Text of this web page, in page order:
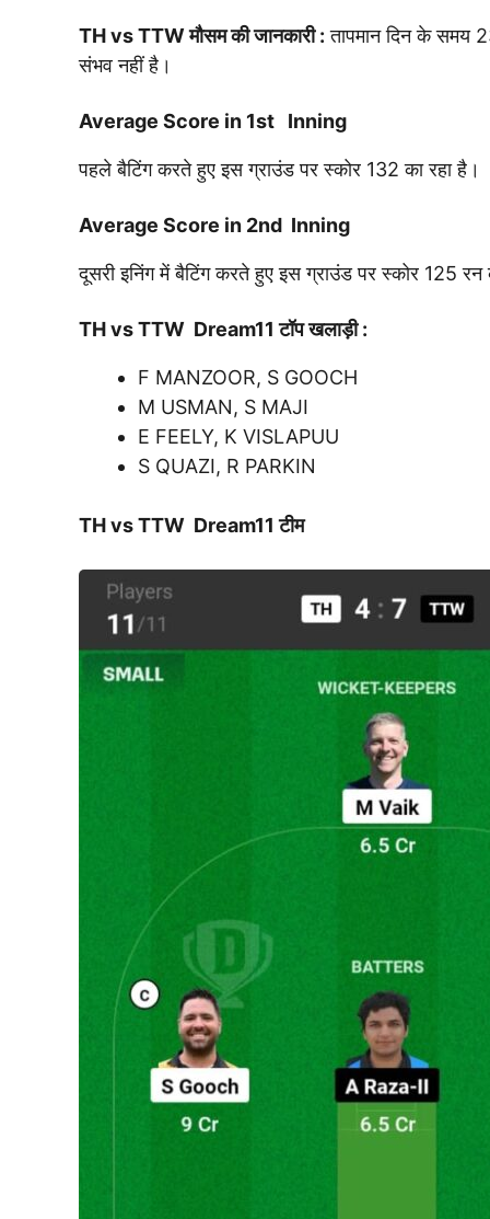
TH vs TTWमौसम की जानकारी : तापमान दिन के समय
संभव नहीं है।
Average Score in 1st Inning
पहले बैटिंग करते हुए इस ग्राउंड पर स्कोर 132 का रहा है।
Average Score in 2nd Inning
दूसरी इनिंग में बैटिंग करते हुए इस ग्राउंड पर स्कोर 125
TH vs TTW Dream11 टॉप खलाड़ी :
F MANZOOR, S GOOCH
M USMAN, S MAJI
E FEELY, K VISLAPUU
S QUAZI, R PARKIN
TH vs TTW Dream11 टीम